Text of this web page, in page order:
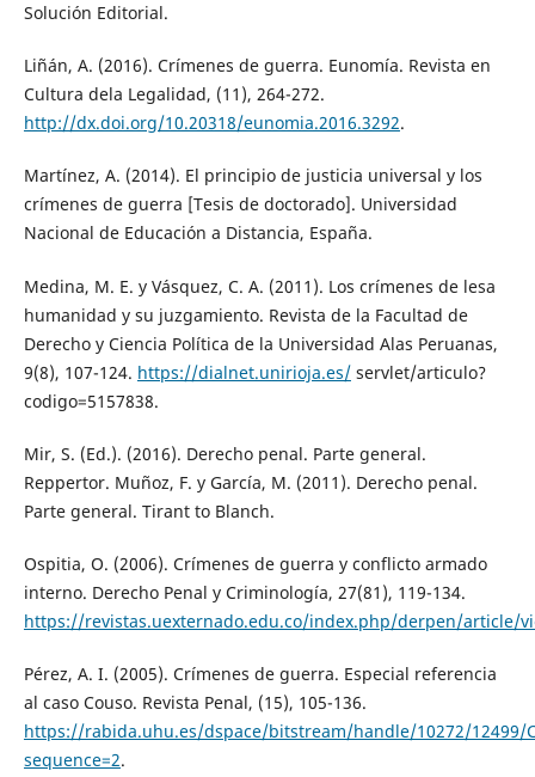
Solución Editorial.
Liñán, A. (2016). Crímenes de guerra. Eunomía. Revista en
Cultura dela Legalidad, (11), 264-272.
http://dx.doi.org/10.20318/eunomia.2016.3292.
Martínez, A. (2014). El principio de justicia universal y los
crímenes de guerra [Tesis de doctorado]. Universidad
Nacional de Educación a Distancia, España.
Medina, M. E. y Vásquez, C. A. (2011). Los crímenes de lesa
humanidad y su juzgamiento. Revista de la Facultad de
Derecho y Ciencia Política de la Universidad Alas Peruanas,
9(8), 107-124. https://dialnet.unirioja.es/servlet/articulo?
codigo=5157838.
Mir, S. (Ed.). (2016). Derecho penal. Parte general.
Reppertor. Muñoz, F. y García, M. (2011). Derecho penal.
Parte general. Tirant to Blanch.
Ospitia, O. (2006). Crímenes de guerra y conflicto armado
interno. Derecho Penal y Criminología, 27(81), 119-134.
https://revistas.uexternado.edu.co/index.php/derpen/article/
Pérez, A. I. (2005). Crímenes de guerra. Especial referencia
al caso Couso. Revista Penal, (15), 105-136.
https://rabida.uhu.es/dspace/bitstream/handle/10272/12499/
sequence=2.